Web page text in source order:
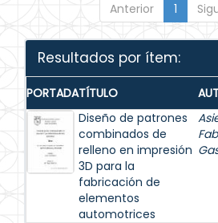
Anterior 1
Resultados por ítem:
PORTADATÍTULO
Diseño de patrones
combinados de
relleno en impresión
3D para la
fabricación de
elementos
automotrices